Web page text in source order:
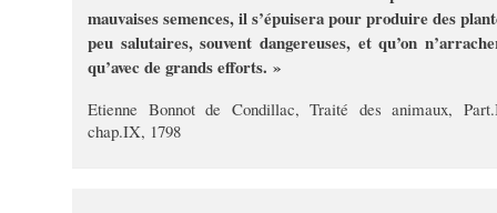
mauvaises semences, il s’épuisera pour produire des
peu salutaires, souvent dangereuses, et qu’on
qu’avec de grands efforts. »
Etienne Bonnot de Condillac, Traité des animaux,
chap.IX, 1798